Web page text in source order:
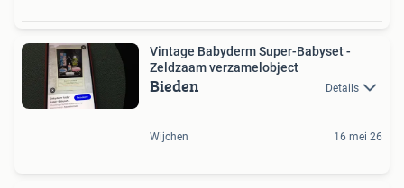
Vintage Babyderm Super-Babyset -
Zeldzaam verzamelobject
Bieden Details
Wijchen 16 mei 26